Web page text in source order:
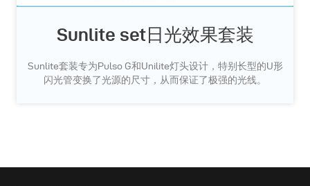
Sunlite set日光效果套装
Sunlite套装专为Pulso G和Unilite灯头设计，特别长型的U形
闪光管变换了光源的尺寸，从而保证了极强的光线。